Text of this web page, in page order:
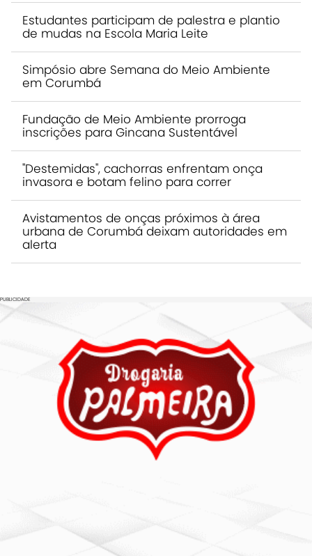
Estudantes participam de palestra e plantio
de mudas na Escola Maria Leite
Simpósio abre Semana do Meio Ambiente
em Corumbá
Fundação de Meio Ambiente prorroga
inscrições para Gincana Sustentável
"Destemidas", cachorras enfrentam onça
invasora e botam felino para correr
Avistamentos de onças próximos à área
urbana de Corumbá deixam autoridades em
alerta
PUBLICIDADE